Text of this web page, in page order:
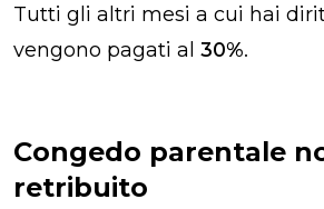
Tutti gli altri mesi a cui hai
vengono pagati al 30%.
Congedo parentale
retribuito